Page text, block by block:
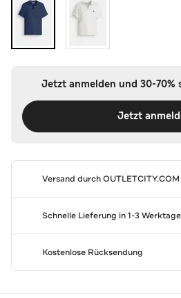
Jetzt anmelden und 30-70%
Jetzt
Versand durchOUTLETCITY.COM
Schnelle Lieferung in 1-3
Kostenlose Rücksendung